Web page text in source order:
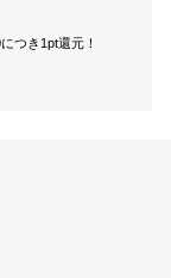
つき1pt還元！